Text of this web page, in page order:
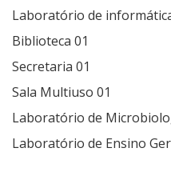
Laboratório de
Biblioteca 01
Secretaria 01
Sala Multiuso 01
Laboratório de
Laboratório de Ensino